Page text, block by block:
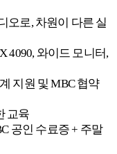
오로, 차원이 다른 실
4090, 와이드 모니터,
지원 및 MBC 협약
교육
공인 수료증 + 주말